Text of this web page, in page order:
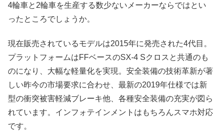
4輪車と2輪車を生産する数少ないメーカーならではとい
ったところでしょうか。
現在販売されているモデルは2015年に発売された4代目。
プラットフォームはFFベースのSX-4 Sクロスと共通のも
のになり、大幅な軽量化を実現。安全装備の技術革新が著
しい昨今の市場要求に合わせ、最新の2019年仕様では新
型の衝突被害軽減ブレーキ他、各種安全装備の充実が図ら
れています。インフォテインメントはもちろんスマホ対応
です。